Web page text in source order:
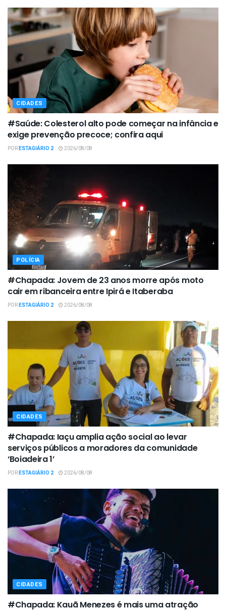
CIDADES
#Saúde: Colesterol alto pode começar na infância e
exige prevenção precoce; confira aqui
PORESTAGIÁRIO 2 2026/08/08
POLÍCIA
#Chapada: Jovem de 23 anos morre após moto
cair em ribanceira entre Ipirá e Itaberaba
PORESTAGIÁRIO 2 2026/08/08
CIDADES
#Chapada: Iaçu amplia ação social ao levar
serviços públicos a moradores da comunidade
‘Boiadeira 1’
PORESTAGIÁRIO 2 2026/08/08
CIDADES
#Chapada: Kauã Menezes é mais uma atração